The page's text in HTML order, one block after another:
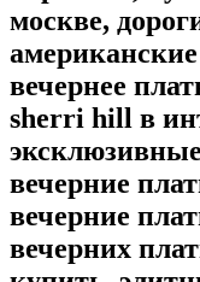
москве,
вечернее
sherri hill в
вечерние
вечерние
вечерних